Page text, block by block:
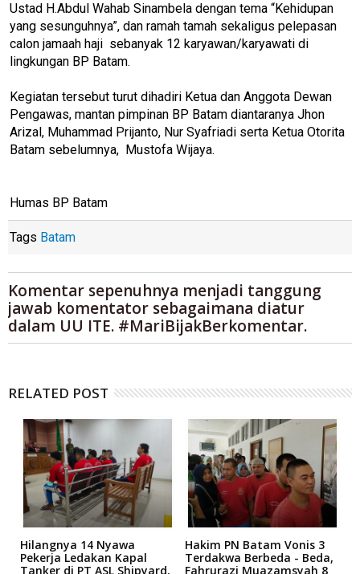
Ustad H.Abdul Wahab Sinambela dengan tema “Kehidupan
yang sesunguhnya”, dan ramah tamah sekaligus pelepasan
calon jamaah haji sebanyak 12 karyawan/karyawati di
lingkungan BP Batam.
Kegiatan tersebut turut dihadiri Ketua dan Anggota Dewan
Pengawas, mantan pimpinan BP Batam diantaranya Jhon
Arizal, Muhammad Prijanto, Nur Syafriadi serta Ketua Otorita
Batam sebelumnya, Mustofa Wijaya.
Humas BP Batam
Tags Batam
Komentar sepenuhnya menjadi tanggung
jawab komentator sebagaimana diatur
dalam UU ITE. #MariBijakBerkomentar.
RELATED POST
Hilangnya 14 Nyawa
Pekerja Ledakan Kapal
Tanker di PT ASL Shipyard,
Hakim PN Batam Vonis 3
Terdakwa Berbeda - Beda,
Fahrurazi Muazamsyah 8